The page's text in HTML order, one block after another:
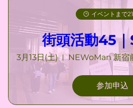
イベントまで
街頭活動45
3月13日(土)
参加申込